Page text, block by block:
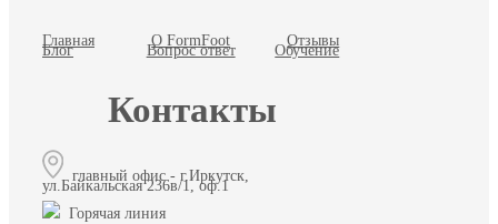
Главная О FormFoot Отзывы
Блог Вопрос ответ Обучение
Контакты
главный офис - г.Иркутск,
ул.Байкальская 236в/1, оф.1
Горячая линия